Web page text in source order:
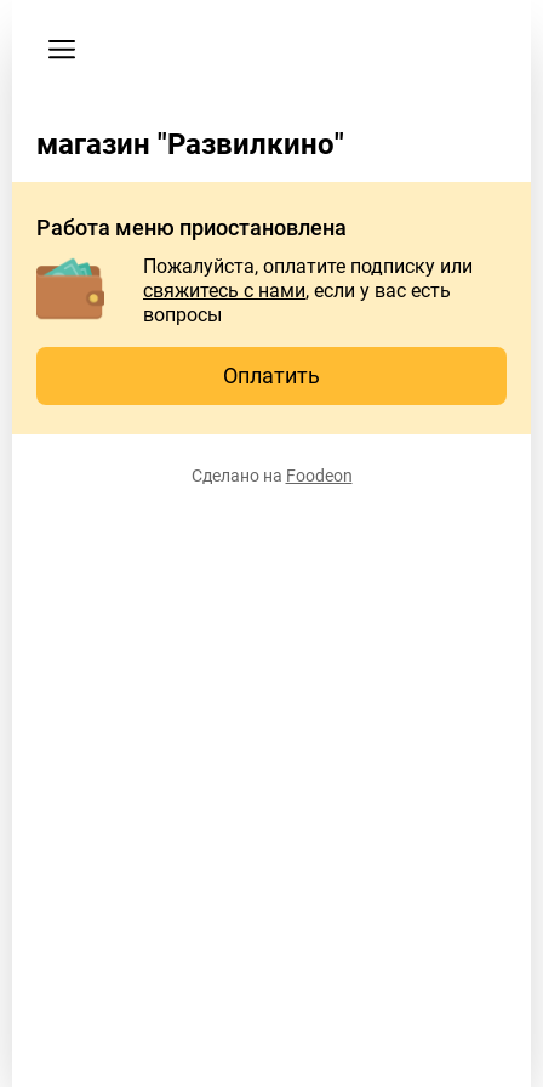
заказы
соглашение
Адрес
с.
ул.
Жолоба,
Б
Телефон
+79054878665
магазин "Развилкино"
Работа меню приостановлена
Пожалуйста, оплатите подписку или
свяжитесь с нами, если у вас есть
вопросы
Оплатить
Сделано на Foodeon